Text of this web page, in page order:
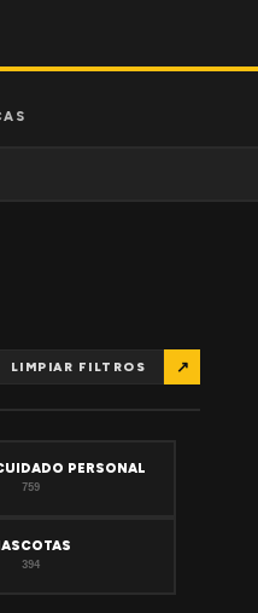
LIMPIAR FILTROS ↗
PERSONAL
759
394